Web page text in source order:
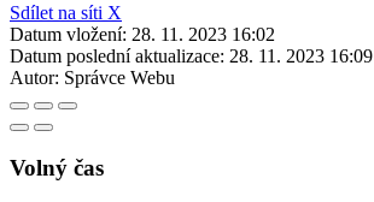
Sdílet na síti X
Datum vložení: 28. 11. 2023 16:02
Datum poslední aktualizace: 28. 11. 2023 16:09
Autor: Správce Webu
Volný čas